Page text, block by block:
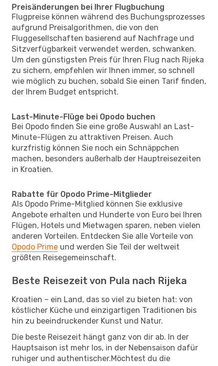
Preisänderungen bei Ihrer Flugbuchung
Flugpreise können während des Buchungsprozesses
aufgrund Preisalgorithmen, die von den
Fluggesellschaften basierend auf Nachfrage und
Sitzverfügbarkeit verwendet werden, schwanken.
Um den günstigsten Preis für Ihren Flug nach Rijeka
zu sichern, empfehlen wir Ihnen immer, so schnell
wie möglich zu buchen, sobald Sie einen Tarif finden,
der Ihrem Budget entspricht.
Last-Minute-Flüge bei Opodo buchen
Bei Opodo finden Sie eine große Auswahl an Last-
Minute-Flügen zu attraktiven Preisen. Auch
kurzfristig können Sie noch ein Schnäppchen
machen, besonders außerhalb der Hauptreisezeiten
in Kroatien.
Rabatte für Opodo Prime-Mitglieder
Als Opodo Prime-Mitglied können Sie exklusive
Angebote erhalten und Hunderte von Euro bei Ihren
Flügen, Hotels und Mietwagen sparen, neben vielen
anderen Vorteilen. Entdecken Sie alle Vorteile von
Opodo Prime und werden Sie Teil der weltweit
größten Reisegemeinschaft.
Beste Reisezeit von Pula nach Rijeka
Kroatien – ein Land, das so viel zu bieten hat: von
köstlicher Küche und einzigartigen Traditionen bis
hin zu beeindruckender Kunst und Natur.
Die beste Reisezeit hängt ganz von dir ab. In der
Hauptsaison ist mehr los, in der Nebensaison dafür
ruhiger und authentischer.Möchtest du die